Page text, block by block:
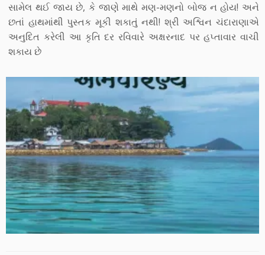
સામેલ થઈ જાય છે, કે જાણે માથે મણ-મણનો બોજ ન હોય! અને
છતાં હાથમાંથી પુસ્તક મૂકી શકાતું નથી! શ્રી અશ્વિન ચંદારાણાએ
અનુદિત કરેલી આ કૃતિ દર રવિવારે અક્ષરનાદ પર હપ્તાવાર વાચી
શકાય છે